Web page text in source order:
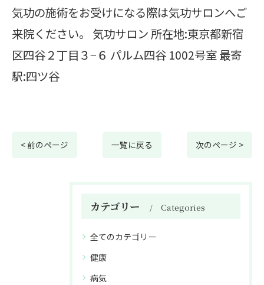
気功の施術をお受けになる際は気功サロンへご
来院ください。 気功サロン 所在地:東京都新宿
区四谷２丁目３−６ パルム四谷 1002号室 最寄
駅:四ツ谷
< 前のページ 一覧に戻る 次のページ >
カテゴリー Categories
全てのカテゴリー
健康
病気